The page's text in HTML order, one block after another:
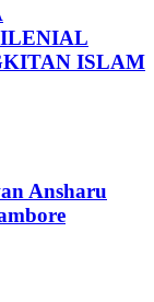
ISLAM
Ansharu